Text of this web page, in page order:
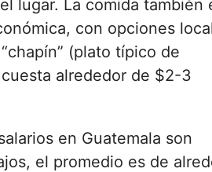
lugar. La comida también
con opciones
(plato típico de
alrededor de $2-3
en Guatemala son
el promedio es de